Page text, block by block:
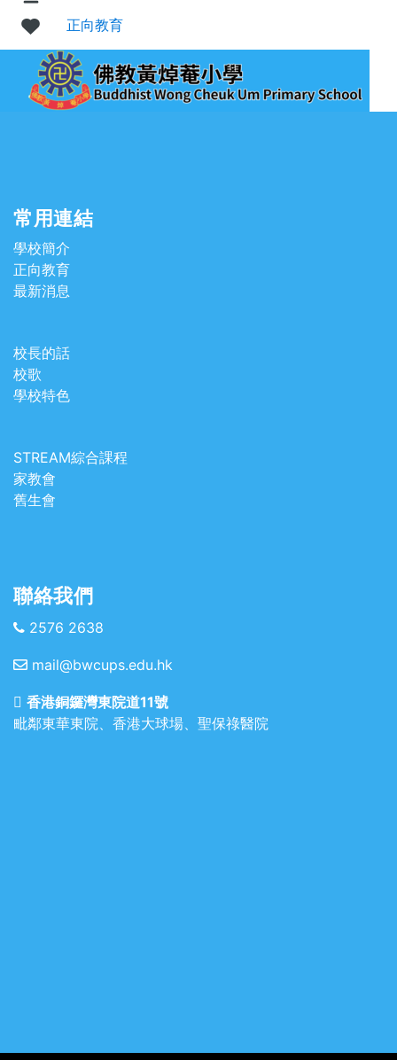
正向教育
常用連結
學校簡介
正向教育
最新消息
校長的話
校歌
學校特色
STREAM綜合課程
家教會
舊生會
聯絡我們
2576 2638
mail@bwcups.edu.hk
香港銅鑼灣東院道11號
毗鄰東華東院、香港大球場、聖保祿醫院